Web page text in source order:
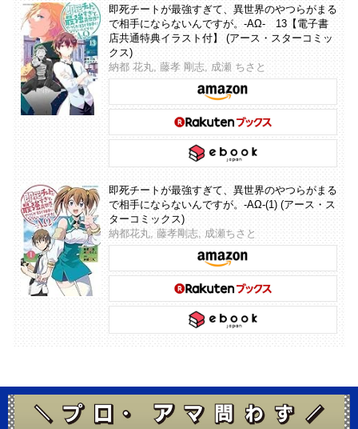
即死チートが最強すぎて、異世界のやつらがまる
で相手にならないんですが。-ΑΩ- 13【電子書
店共通特典イラスト付】 (アース・スターコミッ
クス)
納都 花丸, 藤孝 剛志, 成瀬 ちさと
即死チートが最強すぎて、異世界のやつらがまる
で相手にならないんですが。-ΑΩ-(1) (アース・ス
ターコミックス)
納都花丸, 藤孝剛志, 成瀬ちさと